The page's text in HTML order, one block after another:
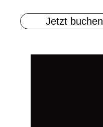
Jetzt buchen